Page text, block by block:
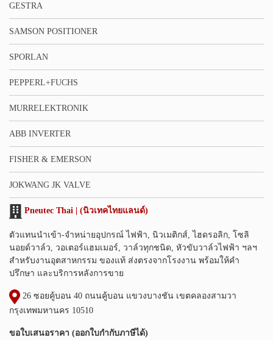
GESTRA
SAMSON POSITIONER
SPORLAN
PEPPERL+FUCHS
MURRELEKTRONIK
ABB INVERTER
FISHER & EMERSON
JOKWANG JK VALVE
Pneutec Thai | (นิวเทคไทยแลนด์)
ตัวแทนนำเข้า-จำหน่ายอุปกรณ์ ไฟฟ้า, นิวเมติกส์, ไฮดรอลิก, โซลิ
นอยด์วาล์ว, วอเตอร์แฮมเมอร์, วาล์วทุกชนิด, หัวขับวาล์วไฟฟ้า ฯลฯ
สำหรับงานอุตสาหกรรม ของแท้ ส่งตรงจากโรงงาน พร้อมให้คำ
ปรึกษา และบริการหลังการขาย
26 ซอยคู้บอน 40 ถนนคู้บอน แขวงบางชัน เขตคลองสามวา
กรุงเทพมหานคร 10510
ขอใบเสนอราคา (ออกใบกำกับภาษีได้)